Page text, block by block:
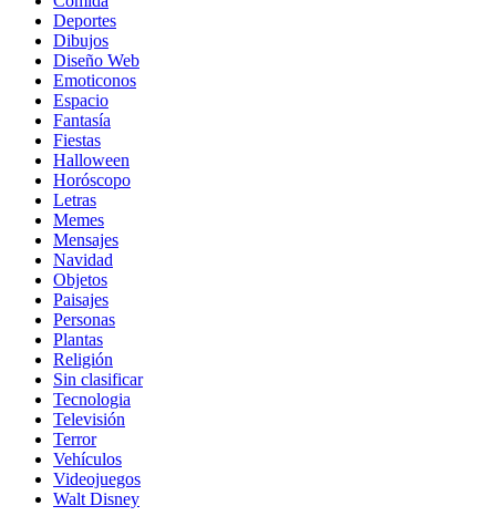
Deportes
Dibujos
Diseño Web
Emoticonos
Espacio
Fantasía
Fiestas
Halloween
Horóscopo
Letras
Memes
Mensajes
Navidad
Objetos
Paisajes
Personas
Plantas
Religión
Sin clasificar
Tecnologia
Televisión
Terror
Vehículos
Videojuegos
Walt Disney